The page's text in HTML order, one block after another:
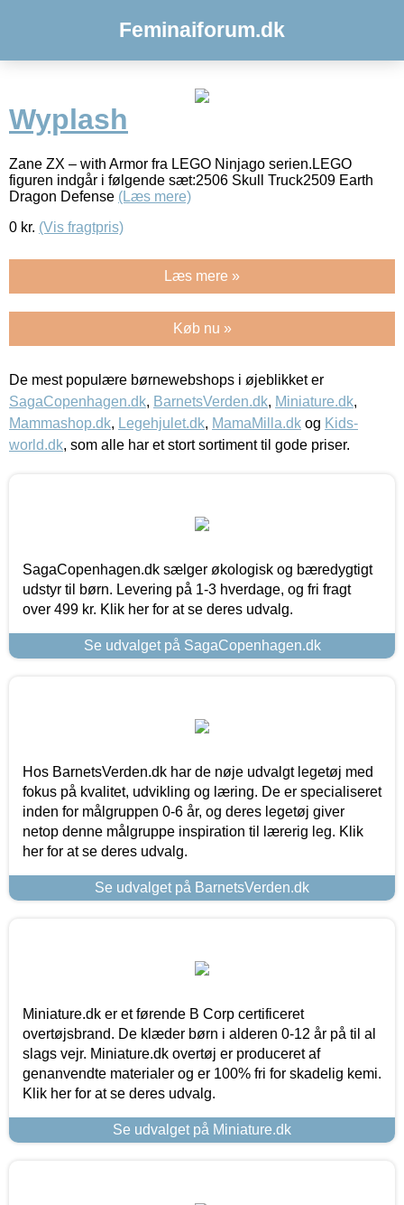
Feminaiforum.dk
Wyplash
Zane ZX – with Armor fra LEGO Ninjago serien.LEGO
figuren indgår i følgende sæt:2506 Skull Truck2509 Earth
Dragon Defense (Læs mere)
0 kr. (Vis fragtpris)
Læs mere »
Køb nu »
De mest populære børnewebshops i øjeblikket er
SagaCopenhagen.dk, BarnetsVerden.dk, Miniature.dk,
Mammashop.dk, Legehjulet.dk, MamaMilla.dk og Kids-
world.dk, som alle har et stort sortiment til gode priser.
SagaCopenhagen.dk sælger økologisk og bæredygtigt
udstyr til børn. Levering på 1-3 hverdage, og fri fragt
over 499 kr. Klik her for at se deres udvalg.
Se udvalget på SagaCopenhagen.dk
Hos BarnetsVerden.dk har de nøje udvalgt legetøj med
fokus på kvalitet, udvikling og læring. De er specialiseret
inden for målgruppen 0-6 år, og deres legetøj giver
netop denne målgruppe inspiration til lærerig leg. Klik
her for at se deres udvalg.
Se udvalget på BarnetsVerden.dk
Miniature.dk er et førende B Corp certificeret
overtøjsbrand. De klæder børn i alderen 0-12 år på til al
slags vejr. Miniature.dk overtøj er produceret af
genanvendte materialer og er 100% fri for skadelig kemi.
Klik her for at se deres udvalg.
Se udvalget på Miniature.dk